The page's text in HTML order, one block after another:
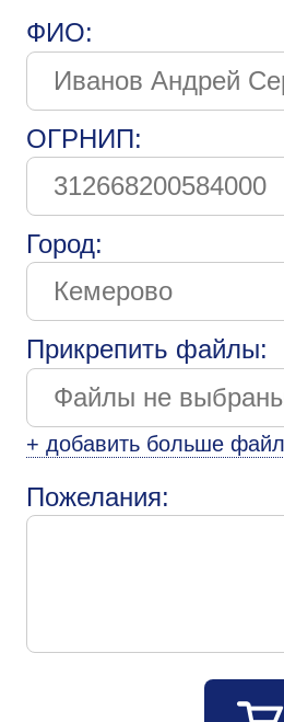
ФИО:
ОГРНИП:
Город:
Прикрепить файлы:
+ добавить больше
Пожелания: